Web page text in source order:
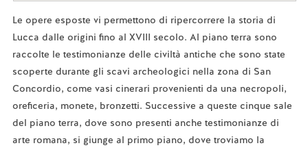
Le opere esposte vi permettono di ripercorrere la storia di
Lucca dalle origini fino al XVIII secolo. Al piano terra sono
raccolte le testimonianze delle civiltà antiche che sono state
scoperte durante gli scavi archeologici nella zona di San
Concordio, come vasi cinerari provenienti da una necropoli,
oreficeria, monete, bronzetti. Successive a queste cinque sale
del piano terra, dove sono presenti anche testimonianze di
arte romana, si giunge al primo piano, dove troviamo la